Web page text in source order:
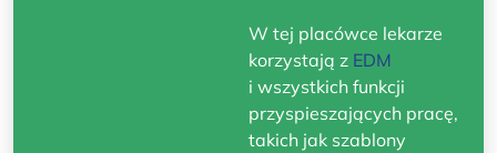
W tej placówce lekarze
korzystają z EDM
i wszystkich funkcji
przyspieszających pracę,
takich jak szablony